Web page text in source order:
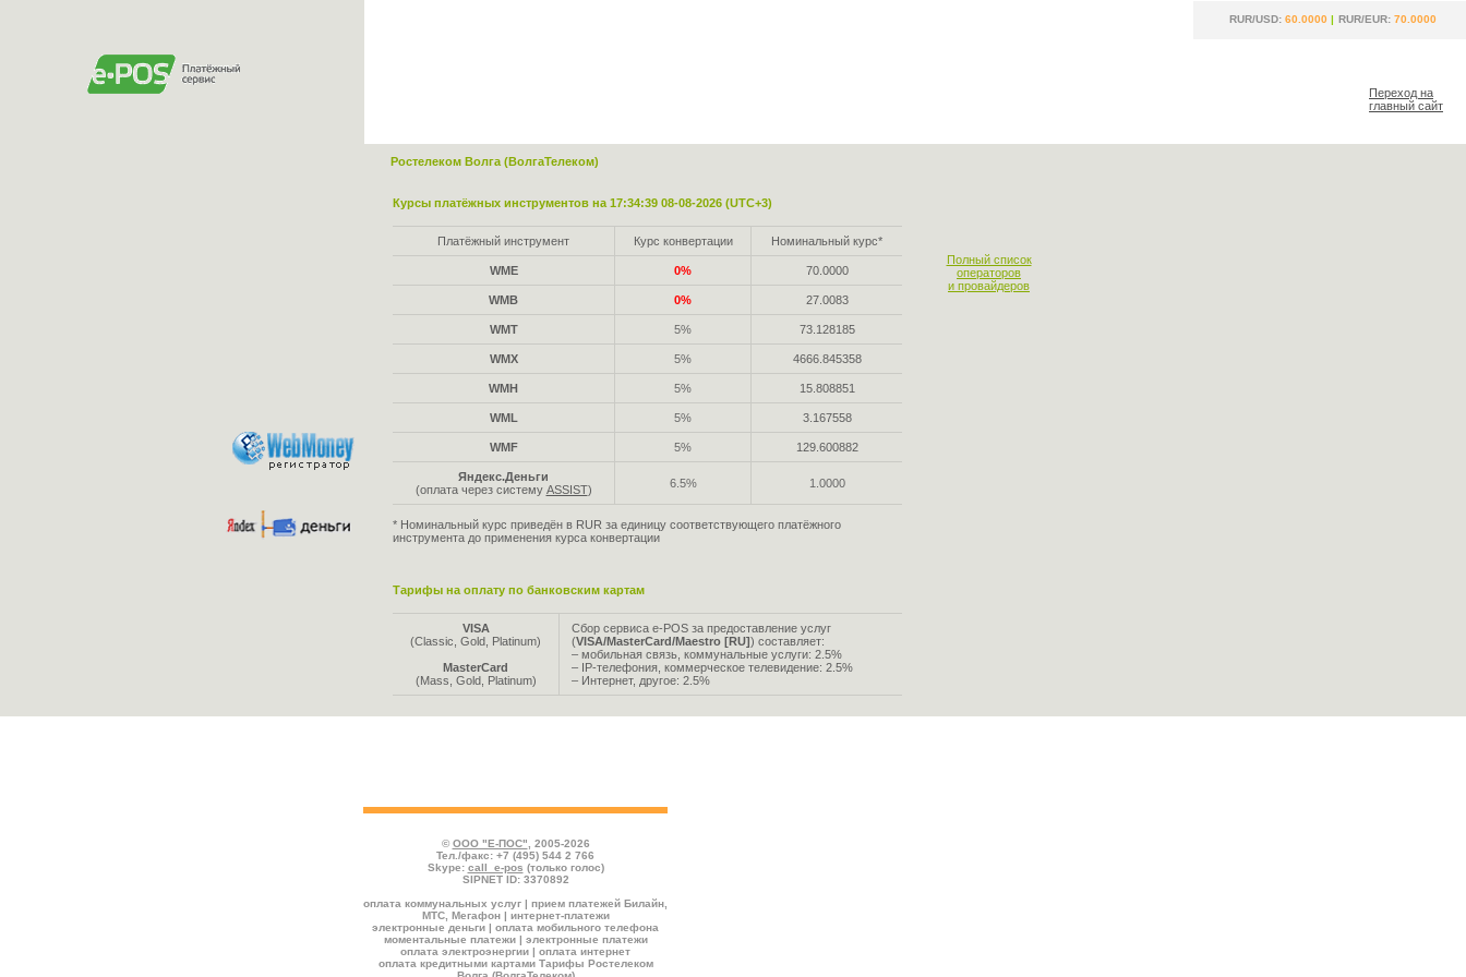
RUR/USD: 60.0000 | RUR/EUR: 70.0000
Переход на
главный сайт
Ростелеком Волга (ВолгаТелеком)
Курсы платёжных инструментов на 17:34:39 08-08-2026 (UTC+3)
Платёжный инструмент Курс конвертации Номинальный курс*
WME 0% 70.0000
WMB 0% 27.0083
WMT 5% 73.128185
WMX 5% 4666.845358
WMH 5% 15.808851
WML 5% 3.167558
WMF 5% 129.600882
Яндекс.Деньги
(оплата через систему ASSIST) 6.5% 1.0000
* Номинальный курс приведён в RUR за единицу соответствующего платёжного
инструмента до применения курса конвертации
Тарифы на оплату по банковским картам
VISA
(Classic, Gold, Platinum)
MasterCard
(Mass, Gold, Platinum)
Сбор сервиса e-POS за предоставление услуг
(VISA/MasterCard/Maestro [RU]) составляет:
– мобильная связь, коммунальные услуги: 2.5%
– IP-телефония, коммерческое телевидение: 2.5%
– Интернет, другое: 2.5%
Полный список
операторов
и провайдеров
© ООО "Е-ПОС" , 2005-2026
Тел./факс: +7 (495) 544 2 766
Skype: call_e-pos (только голос)
SIPNET ID: 3370892
оплата коммунальных услуг | прием платежей Билайн,
МТС, Мегафон | интернет-платежи
электронные деньги | оплата мобильного телефона
моментальные платежи | электронные платежи
оплата электроэнергии | оплата интернет
оплата кредитными картами Тарифы Ростелеком